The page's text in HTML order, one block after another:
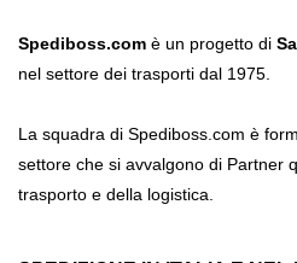
Spediboss.com è un progetto di
nel settore dei trasporti dal 1975.
La squadra di Spediboss.com è
settore che si avvalgono di Partner
trasporto e della logistica.